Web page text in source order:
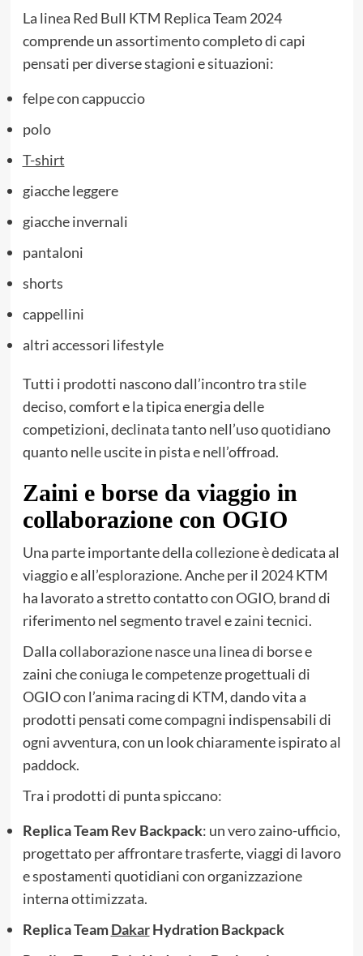
La linea Red Bull KTM Replica Team 2024
comprende un assortimento completo di capi
pensati per diverse stagioni e situazioni:
felpe con cappuccio
polo
T-shirt
giacche leggere
giacche invernali
pantaloni
shorts
cappellini
altri accessori lifestyle
Tutti i prodotti nascono dall’incontro tra stile
deciso, comfort e la tipica energia delle
competizioni, declinata tanto nell’uso quotidiano
quanto nelle uscite in pista e nell’offroad.
Zaini e borse da viaggio in
collaborazione con OGIO
Una parte importante della collezione è dedicata al
viaggio e all’esplorazione. Anche per il 2024 KTM
ha lavorato a stretto contatto con OGIO, brand di
riferimento nel segmento travel e zaini tecnici.
Dalla collaborazione nasce una linea di borse e
zaini che coniuga le competenze progettuali di
OGIO con l’anima racing di KTM, dando vita a
prodotti pensati come compagni indispensabili di
ogni avventura, con un look chiaramente ispirato al
paddock.
Tra i prodotti di punta spiccano:
Replica Team Rev Backpack: un vero zaino-ufficio,
progettato per affrontare trasferte, viaggi di lavoro
e spostamenti quotidiani con organizzazione
interna ottimizzata.
Replica TeamDakarHydration Backpack